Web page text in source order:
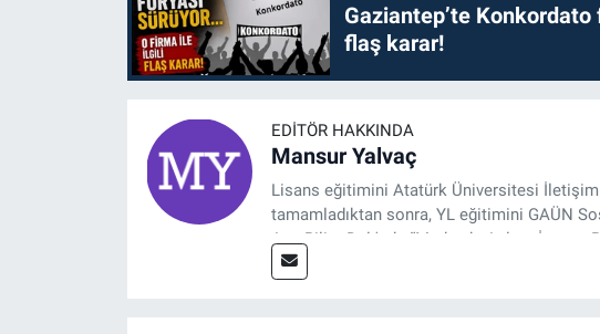
Gaziantep’te
flaş karar!
EDITÖR HAKKINDA
Mansur Yalvaç
Lisans eğitimini Atatürk Üniversitesi
tamamladıktan sonra, YL eğitimini GAÜN
Ana Bilim Dalı'nda “Medyada Anlam İnşası:
2014 yılında başladığı profesyonel